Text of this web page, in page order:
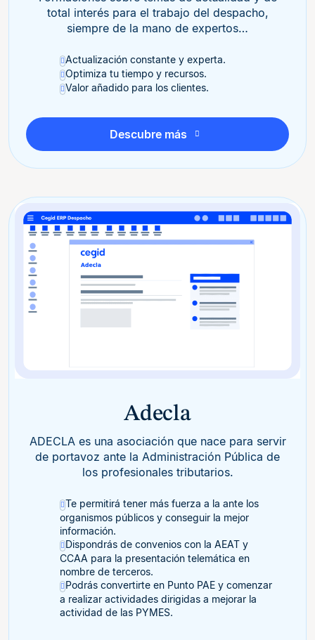
total interés para el trabajo del despacho,
siempre de la mano de expertos…
Actualización constante y experta.
Optimiza tu tiempo y recursos.
Valor añadido para los clientes.
Descubre más
Adecla
ADECLA es una asociación que nace para servir
de​ portavoz ante la Administración Pública de
los​ profesionales tributarios.
Te permitirá tener más fuerza a la ante los
organismos públicos y conseguir la mejor​
información.
Dispondrás de convenios con la AEAT y
CCAA para la presentación telemática en
nombre de terceros.
Podrás convertirte en Punto PAE y comenzar
a realizar actividades dirigidas a mejorar la
actividad de las PYMES.